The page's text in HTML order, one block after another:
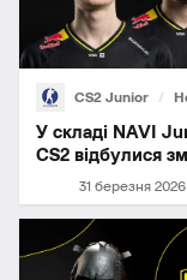
CS2 Junior
31 березня
У складі NAVI
CS2 відбулися